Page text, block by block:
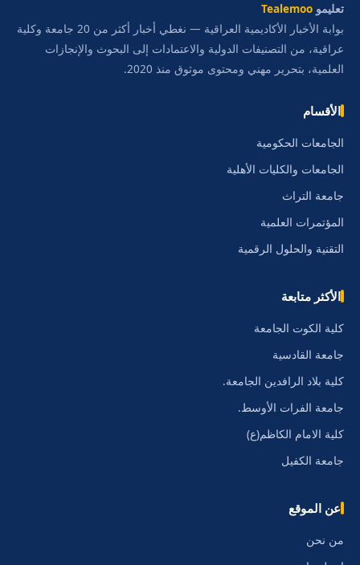
تعليمو Tealemoo
بوابة الأخبار الأكاديمية العراقية — نغطي أخبار أكثر من 20 جامعة وكلية
عراقية، من التصنيفات الدولية والاعتمادات إلى البحوث والإنجازات
العلمية، بتحرير مهني ومحتوى موثوق منذ 2020.
الأقسام
الجامعات الحكومية
الجامعات والكليات الأهلية
جامعة التراث
المؤتمرات العلمية
التقنية والحلول الرقمية
الأكثر متابعة
كلية الكوت الجامعة
جامعة القادسية
كلية بلاد الرافدين الجامعة.
جامعة الفرات الأوسط.
كلية الامام الكاظم(ع)
جامعة الكفيل
عن الموقع
من نحن